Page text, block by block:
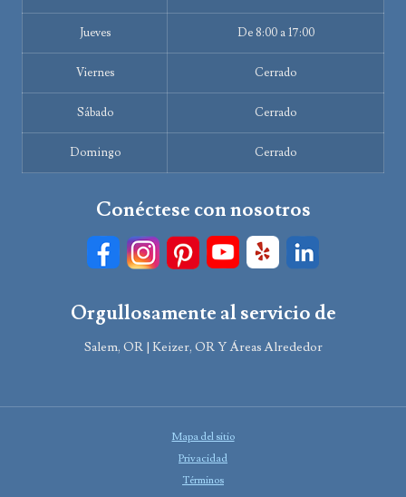
Jueves De 8:00 a 17:00
Viernes Cerrado
Sábado Cerrado
Domingo Cerrado
Conéctese con nosotros
Orgullosamente al servicio de
Salem, OR | Keizer, OR Y Áreas Alrededor
Mapa del sitio
Privacidad
Términos